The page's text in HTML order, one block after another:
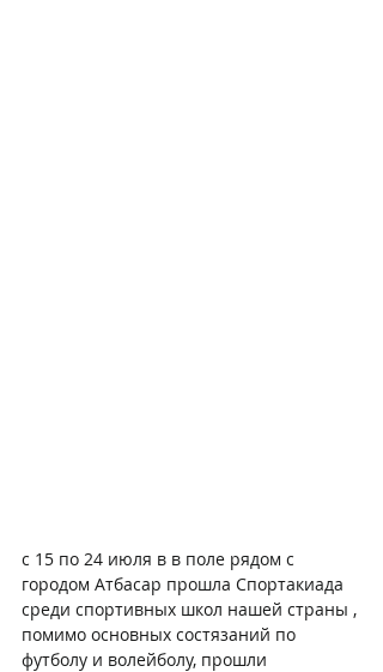
с 15 по 24 июля в в поле рядом с
городом Атбасар прошла Спортакиада
среди спортивных школ нашей страны ,
помимо основных состязаний по
футболу и волейболу, прошли